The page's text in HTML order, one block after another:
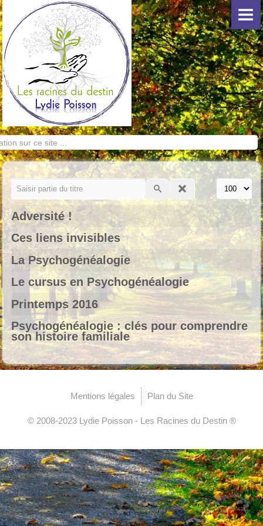
ACCUEIL
CONSTELLATIONS FAMILIALES
Les Constellations
PSYCHOGÉNÉALOGIE
La Psychogénéalogie
Adversité !
Ces liens invisibles
La Psychogénéalogie
Le cursus en Psychogénéalogie
Printemps 2016
Psychogénéalogie : clés pour comprendre
son histoire familiale
Mentions légales Plan du Site
© 2008-2023 Lydie Poisson - Les Racines du Destin ®